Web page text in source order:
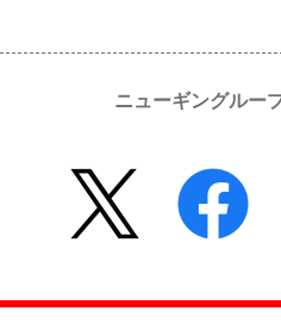
ニューギングルー